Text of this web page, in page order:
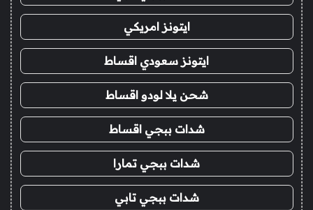
ايتونز امريكي
ايتونز سعودي اقساط
شحن يلا لودو اقساط
شدات ببجي اقساط
شدات ببجي تمارا
شدات ببجي تابي